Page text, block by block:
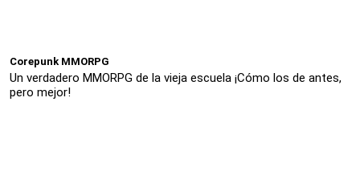
Corepunk MMORPG
Un verdadero MMORPG de la vieja escuela ¡Cómo los de antes,
pero mejor!